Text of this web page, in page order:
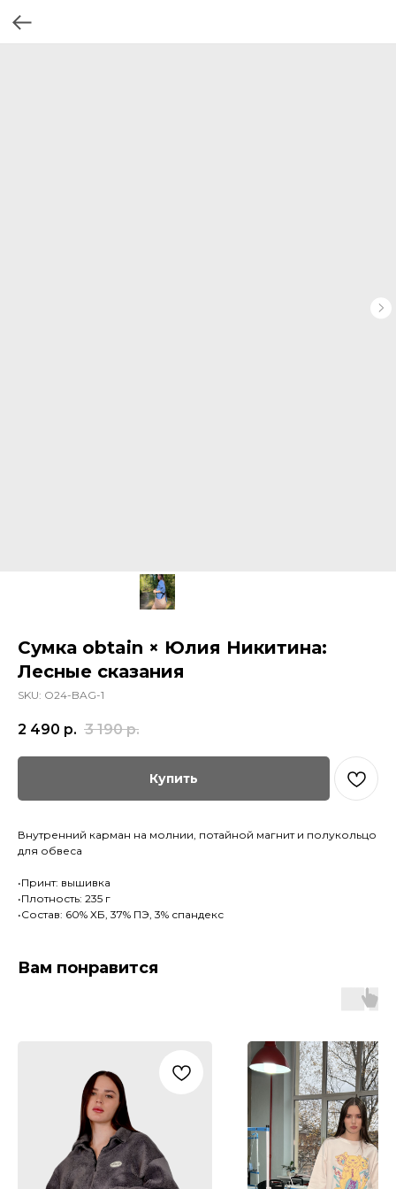
Сумка obtain × Юлия Никитина:
Лесные сказания
SKU: O24-BAG-1
2 490 р. 3 190 р.
Купить
Внутренний карман на молнии, потайной магнит и полукольцо
для обвеса
•Принт: вышивка
•Плотность: 235 г
•Состав: 60% ХБ, 37% ПЭ, 3% спандекс
Вам понравится